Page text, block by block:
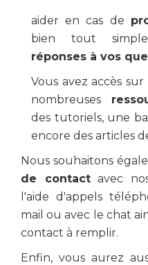
aider en cas de
bien tout
réponses à vos
Vous avez accès
nombreuses
des tutoriels, une
encore des articles
Nous souhaitons
de contactavec
l'aide d'appels
mail ou avec le chat
contact à remplir.
Enfin, vous aurez